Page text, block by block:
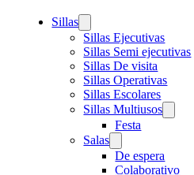
Sillas
Sillas Ejecutivas
Sillas Semi ejecutivas
Sillas De visita
Sillas Operativas
Sillas Escolares
Sillas Multiusos
Festa
Salas
De espera
Colaborativo